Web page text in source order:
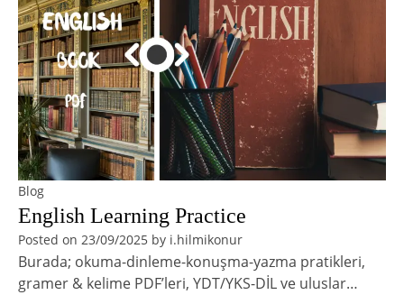
Blog
English Learning Practice
Posted on 23/09/2025 by i.hilmikonur
Burada; okuma-dinleme-konuşma-yazma pratikleri,
gramer & kelime PDF’leri, YDT/YKS-DİL ve uluslar…